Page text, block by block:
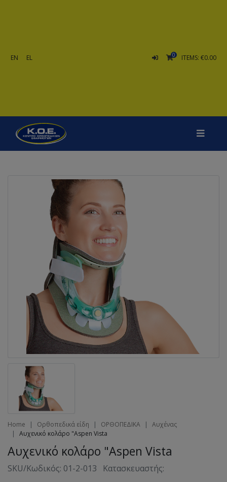
EN EL 0 ITEMS: €0.00
Home Ορθοπεδικά είδη ΟΡΘΟΠΕΔΙΚΑ
Αυχένας
Αυχενικό κολάρο "Aspen Vista
Αυχενικό κολάρο "Aspen Vista
SKU/Κωδικός: 01-2-013 Κατασκευαστής: